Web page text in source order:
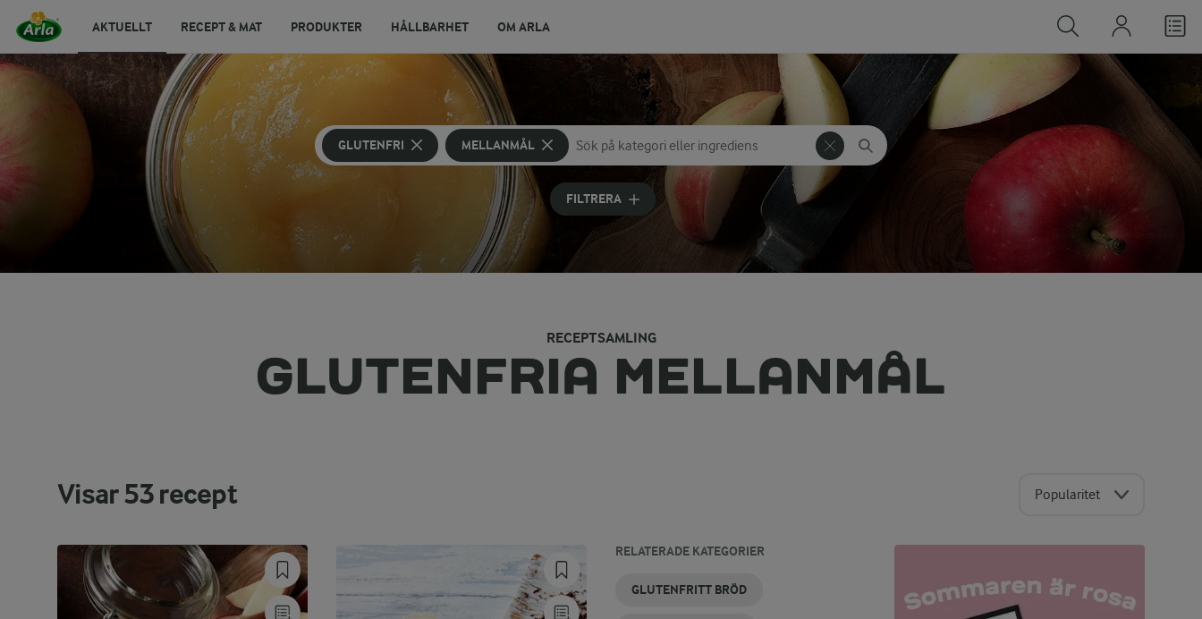
AKTUELLT RECEPT & MAT PRODUKTER HÅLLBARHET OM ARLA
GLUTENFRI MELLANMÅL
Sök på kategori eller ingrediens
Skriv in sökord för att få förslag
FILTRERA
RECEPTSAMLING
GLUTENFRIA MELLANMÅL
Visar53recept Popularitet
RELATERADE KATEGORIER
GLUTENFRITT BRÖD
GLUTENFRIA
SMULPAJER
GLUTENFRI
KLADDKAKA
MELLANMÅL
GLUTENFRI
PASTA
GLUTENFRIA
TÅRTOR
GLUTENFRIKAKA